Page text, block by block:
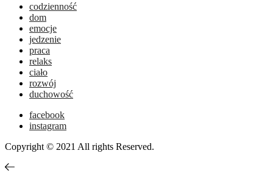
codzienność
dom
emocje
jedzenie
praca
relaks
ciało
rozwój
duchowość
facebook
instagram
Copyright © 2021 All rights Reserved.